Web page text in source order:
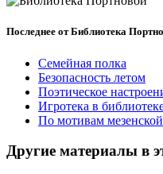
Последнее от Библиотека
Семейная полка
Безопасность летом
Поэтическое
Игротека в
По мотивам
Другие материалы в